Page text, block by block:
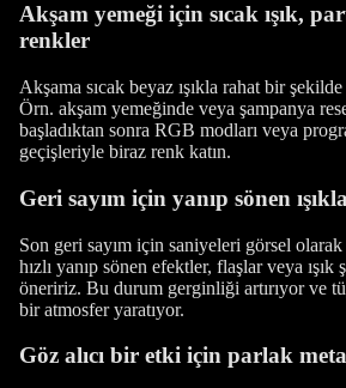
Akşam yemeği için sıcak ışık,
renkler
Akşama sıcak beyaz ışıkla rahat bir
Örn. akşam yemeğinde veya şampanya
başladıktan sonra RGB modları veya
geçişleriyle biraz renk katın.
Geri sayım için yanıp sönen
Son geri sayım için saniyeleri görsel
hızlı yanıp sönen efektler, flaşlar veya ışık
öneririz. Bu durum gerginliği artırıyor ve
bir atmosfer yaratıyor.
Göz alıcı bir etki için parlak